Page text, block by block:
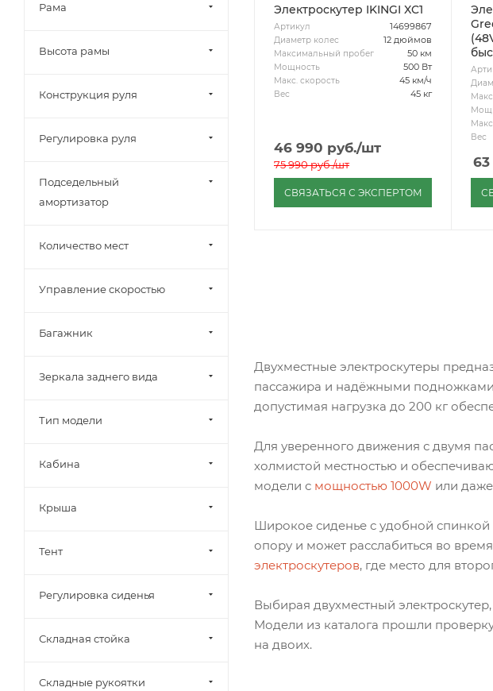
Электроскутер IKINGI XC1
Артикул 14699867
Диаметр колес 12 дюймов
Максимальный пробег 50 км
Мощность 500 Вт
Макс. скорость 45 км/ч
Вес 45 кг
46 990 руб./шт
75 990руб./шт
СВЯЗАТЬСЯ С ЭКСПЕРТОМ
Вес
Двухместные электроскутеры
пассажира и надёжными подножками
допустимая нагрузка до 200 кг
Для уверенного движения с двумя
холмистой местностью и
модели с мощностью 1000W или даже
Широкое сиденье с удобной спинкой
опору и может расслабиться во
электроскутеров, где место для
Выбирая двухместный
Модели из каталога прошли
на двоих.
Рама
Высота рамы
Конструкция руля
Регулировка руля
Подседельный
амортизатор
Количество мест
Управление скоростью
Багажник
Зеркала заднего вида
Тип модели
Кабина
Крыша
Тент
Регулировка сиденья
Складная стойка
Складные рукоятки